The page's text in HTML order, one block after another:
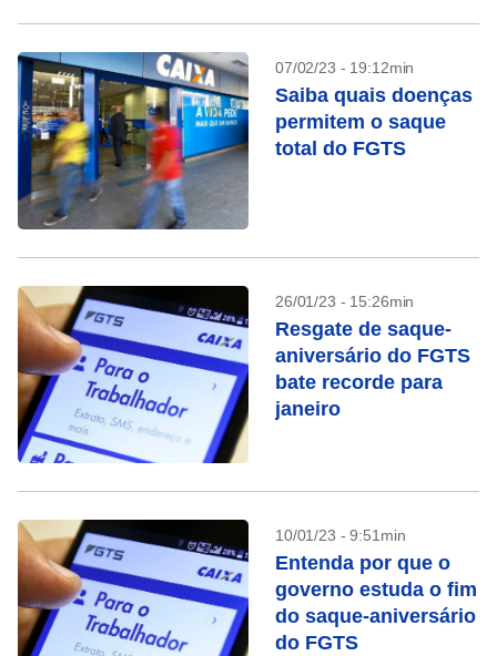
07/02/23 - 19:12min
Saiba quais doenças
permitem o saque
total do FGTS
26/01/23 - 15:26min
Resgate de saque-
aniversário do FGTS
bate recorde para
janeiro
10/01/23 - 9:51min
Entenda por que o
governo estuda o fim
do saque-aniversário
do FGTS